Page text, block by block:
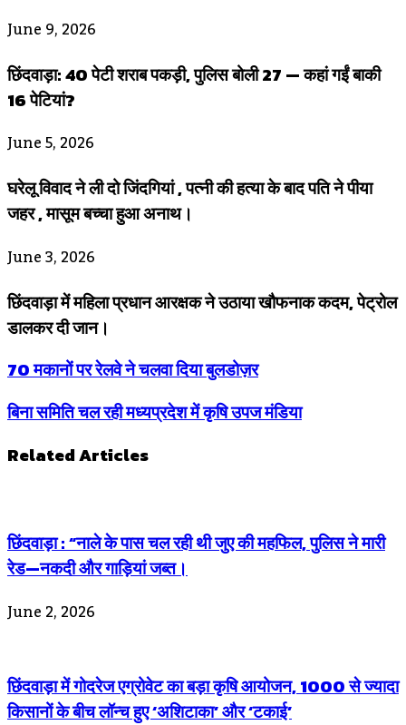
June 9, 2026
छिंदवाड़ा: 40 पेटी शराब पकड़ी, पुलिस बोली 27 — कहां गईं बाकी
16 पेटियां?
June 5, 2026
घरेलू विवाद ने ली दो जिंदगियां , पत्नी की हत्या के बाद पति ने पीया
जहर , मासूम बच्चा हुआ अनाथ।
June 3, 2026
छिंदवाड़ा में महिला प्रधान आरक्षक ने उठाया खौफनाक कदम, पेट्रोल
डालकर दी जान।
70 मकानों पर रेलवे ने चलवा दिया बुलडोज़र
बिना समिति चल रही मध्यप्रदेश में कृषि उपज मंडिया
Related Articles
छिंदवाड़ा : “नाले के पास चल रही थी जुए की महफिल, पुलिस ने मारी
रेड—नकदी और गाड़ियां जब्त।
June 2, 2026
छिंदवाड़ा में गोदरेज एग्रोवेट का बड़ा कृषि आयोजन, 1000 से ज्यादा
किसानों के बीच लॉन्च हुए ‘अशिटाका’ और ‘टकाई’